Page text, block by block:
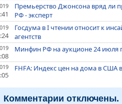
Премьерство Джонсона вряд ли
РФ - эксперт
Госдума в I чтении относит к
агентств
Минфин РФ на аукционе 24 июля
FHFA: Индекс цен на дома в США
Комментарии отключены.